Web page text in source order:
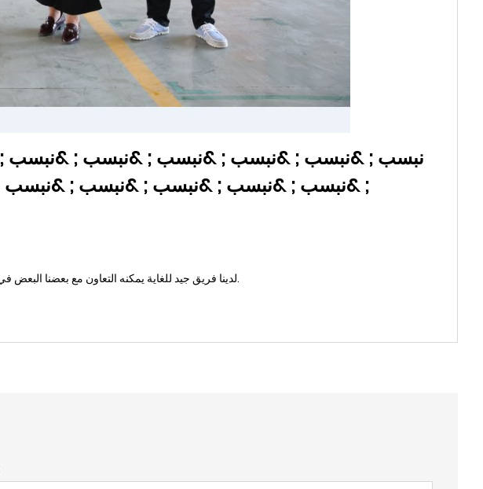
; &نبسب ; &نبسب ; &نبسب ; &نبسب ;
لدينا فريق جيد للغاية يمكنه التعاون مع بعضنا البعض في العمل وإتمام العديد من المشاريع بنجاح معًا. الفريق الجيد هو الضمان والأساس لجودة المنتج الممتازة وخدمة ما بعد البيع.